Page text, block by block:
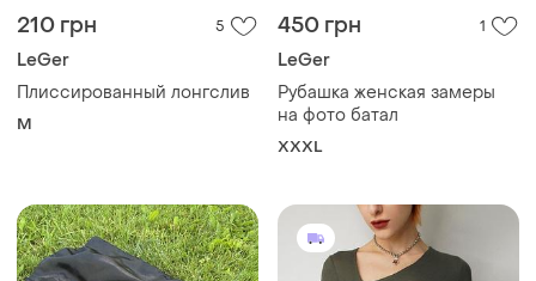
210 грн 5
LeGer
Плиссированный лонгслив
M
450 грн 1
LeGer
Рубашка женская замеры
на фото батал
XXXL